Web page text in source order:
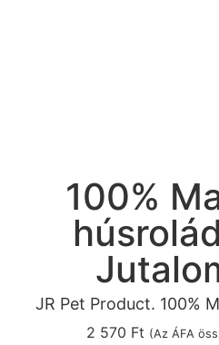
100%
JR Pet Product. 100%
2 570 Ft (Az ÁFA